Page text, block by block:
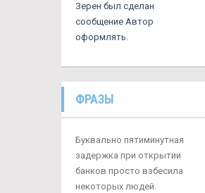
Зерен был сделан
сообщение Автор
оформлять.
ФРАЗЫ
Буквально пятиминутная
задержка при открытии
банков просто взбесила
некоторых людей.